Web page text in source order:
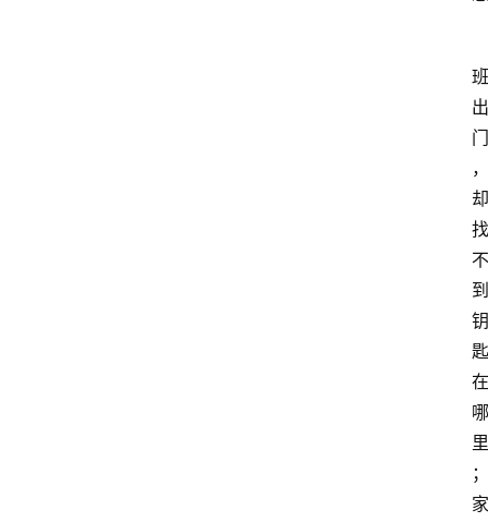
班
出
门
，
却
找
不
到
钥
匙
在
哪
里
；
家